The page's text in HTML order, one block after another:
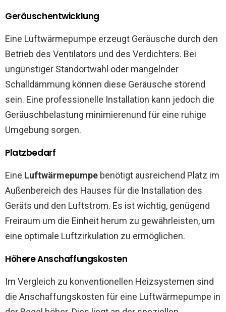
Geräuschentwicklung
Eine Luftwärmepumpe erzeugt Geräusche durch den
Betrieb des Ventilators und des Verdichters. Bei
ungünstiger Standortwahl oder mangelnder
Schalldämmung können diese Geräusche störend
sein. Eine professionelle Installation kann jedoch die
Geräuschbelastung minimierenund für eine ruhige
Umgebung sorgen.
Platzbedarf
Eine Luftwärmepumpe benötigt ausreichend Platz im
Außenbereich des Hauses für die Installation des
Geräts und den Luftstrom. Es ist wichtig, genügend
Freiraum um die Einheit herum zu gewährleisten, um
eine optimale Luftzirkulation zu ermöglichen.
Höhere Anschaffungskosten
Im Vergleich zu konventionellen Heizsystemen sind
die Anschaffungskosten für eine Luftwärmepumpe in